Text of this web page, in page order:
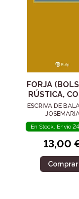
FORJA
RÚSTICA,
ESCRIVA DE
JOSEMARIA
En Stock. Envío
13,00
Comprar